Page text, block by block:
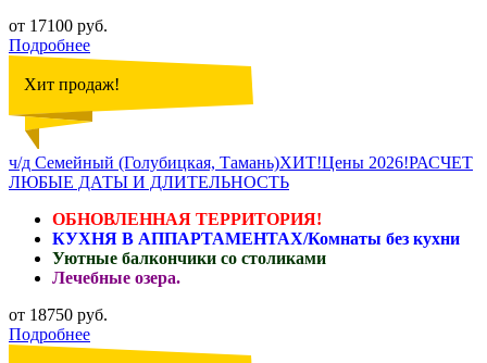
от 17100 руб.
Подробнее
Хит продаж!
ч/д Семейный (Голубицкая, Тамань)ХИТ!Цены 2026!РАСЧЕТ
ЛЮБЫЕ ДАТЫ И ДЛИТЕЛЬНОСТЬ
ОБНОВЛЕННАЯ ТЕРРИТОРИЯ!
КУХНЯ В АППАРТАМЕНТАХ/Комнаты без кухни
Уютные балкончики со столиками
Лечебные озера.
от 18750 руб.
Подробнее